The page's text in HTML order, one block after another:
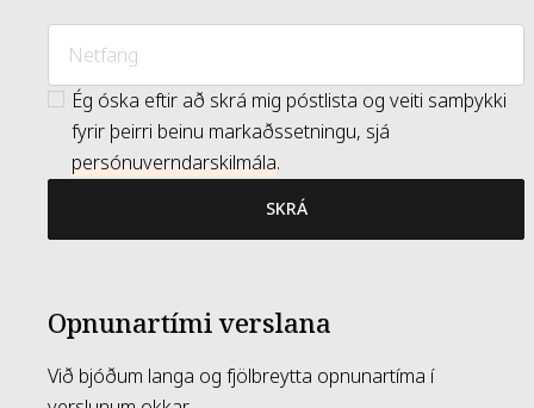
Ég óska eftir að skrá mig póstlista og veiti samþykki
fyrir þeirri beinu markaðssetningu, sjá
persónuverndarskilmála.
SKRÁ
Opnunartími verslana
Við bjóðum langa og fjölbreytta opnunartíma í